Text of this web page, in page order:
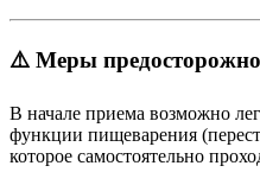
⚠️ Меры
В начале приема возможно
функции пищеварения
которое самостоятельно